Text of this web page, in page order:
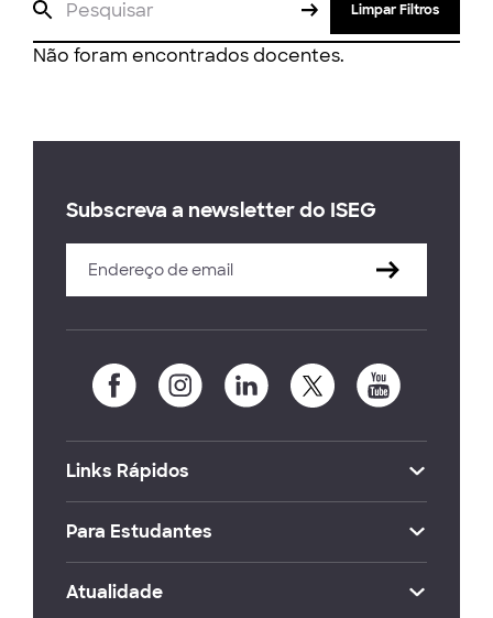
Limpar Filtros
Não foram encontrados docentes.
Subscreva a newsletter do ISEG
Links Rápidos
Para Estudantes
Atualidade